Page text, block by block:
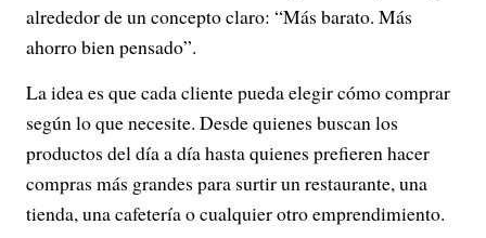
alrededor de un concepto claro: “Más barato. Más
ahorro bien pensado”.
La idea es que cada cliente pueda elegir cómo comprar
según lo que necesite. Desde quienes buscan los
productos del día a día hasta quienes prefieren hacer
compras más grandes para surtir un restaurante, una
tienda, una cafetería o cualquier otro emprendimiento.